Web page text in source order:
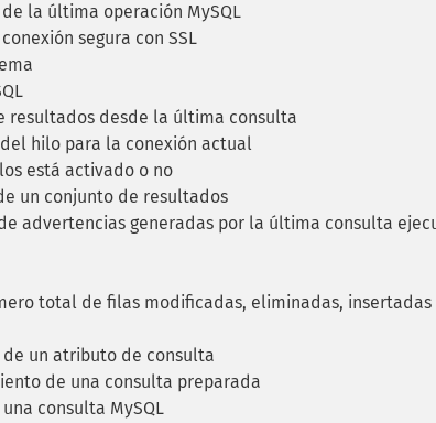
la última operación MySQL
segura con SSL
resultados desde la última consulta
hilo para la conexión actual
está activado o no
un conjunto de resultados
advertencias generadas por la última consulta
total de filas modificadas, eliminadas, insertadas
un atributo de consulta
de una consulta preparada
consulta MySQL